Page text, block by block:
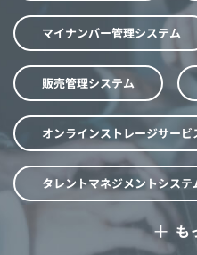
マイナンバー管理システム
販売管理システム
オンラインストレージサービ
タレントマネジメントシステ
予算管理システム ＋ も